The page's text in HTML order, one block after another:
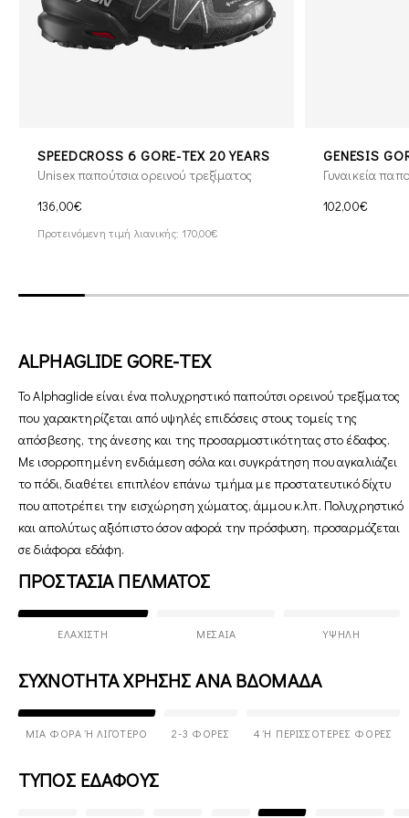
SPEEDCROSS 6 GORE-TEX 20 YEARS
Unisex παπούτσια ορεινού τρεξίματος
136,00€
Προτεινόμενη τιμή λιανικής: 170,00€
GENESIS
Γυναικεία
102,00€
ALPHAGLIDE GORE-TEX
Το Alphaglide είναι ένα πολυχρηστικό παπούτσι ορεινού τρεξίματος
που χαρακτηρίζεται από υψηλές επιδόσεις στους τομείς της
απόσβεσης, της άνεσης και της προσαρμοστικότητας στο έδαφος.
Με ισορροπημένη ενδιάμεση σόλα και συγκράτηση που αγκαλιάζει
το πόδι, διαθέτει επιπλέον επάνω τμήμα με προστατευτικό δίχτυ
που αποτρέπει την εισχώρηση χώματος, άμμου κ.λπ. Πολυχρηστικό
και απολύτως αξιόπιστο όσον αφορά την πρόσφυση, προσαρμόζεται
σε διάφορα εδάφη.
ΠΡΟΣΤΑΣΙΑ ΠΕΛΜΑΤΟΣ
ΕΛΆΧΙΣΤΗ ΜΕΣΑΊΑ ΥΨΗΛΉ
ΣΥΧΝΟΤΗΤΑ ΧΡΗΣΗΣ ΑΝΑ ΒΔΟΜΑΔΑ
ΜΊΑ ΦΟΡΆ Ή ΛΙΓΌΤΕΡΟ 2-3 ΦΟΡΈΣ 4 Ή ΠΕΡΙΣΣΌΤΕΡΕΣ ΦΟΡΈΣ
ΤΥΠΟΣ ΕΔΑΦΟΥΣ